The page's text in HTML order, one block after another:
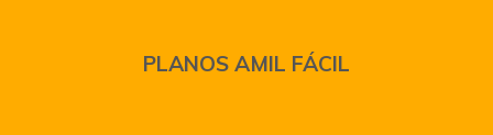
PLANOS AMIL FÁCIL